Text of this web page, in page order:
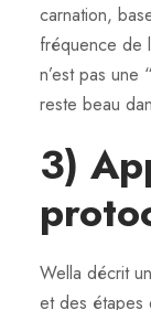
carnation,
fréquence de
n’est pas une
reste beau
3)
Wella décrit
et des étapes